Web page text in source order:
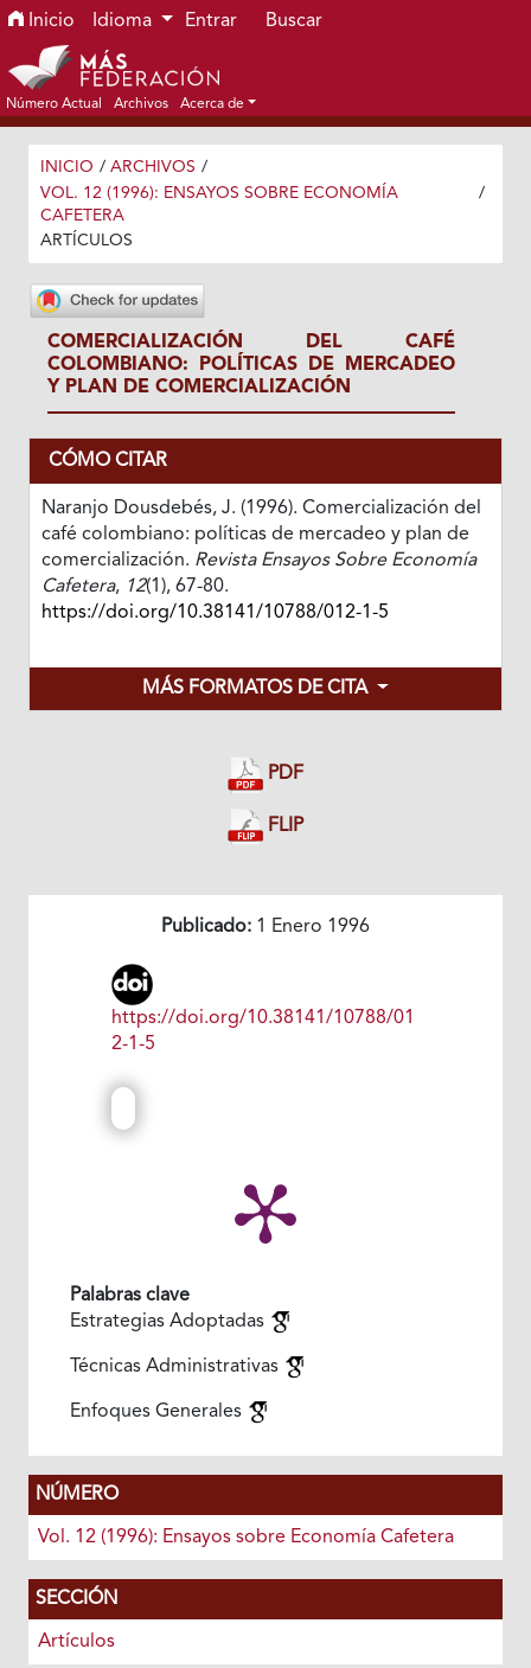
Ir al menú de navegación principal
Ir al contenido principal
Ir al pie de página del sitio
Inicio Idioma Entrar Buscar
Número Actual Archivos Acerca de
INICIO / ARCHIVOS /
VOL. 12 (1996): ENSAYOS SOBRE ECONOMÍA
CAFETERA
/
ARTÍCULOS
COMERCIALIZACIÓN DEL CAFÉ
COLOMBIANO: POLÍTICAS DE MERCADEO
Y PLAN DE COMERCIALIZACIÓN
CÓMO CITAR
Naranjo Dousdebés, J. (1996). Comercialización del
café colombiano: políticas de mercadeo y plan de
comercialización. Revista Ensayos Sobre Economía
Cafetera, 12(1), 67-80.
https://doi.org/10.38141/10788/012-1-5
MÁS FORMATOS DE CITA
PDF
FLIP
Publicado: 1 Enero 1996
https://doi.org/10.38141/10788/01
2-1-5
Palabras clave
Estrategias Adoptadas
Técnicas Administrativas
Enfoques Generales
NÚMERO
Vol. 12 (1996): Ensayos sobre Economía Cafetera
SECCIÓN
Artículos